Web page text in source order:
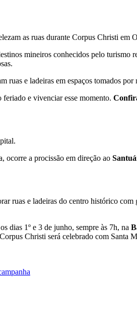
as ruas durante Corpus Christi em
mineiros conhecidos pelo
e ladeiras em espaços tomados
e vivenciar esse momento.
ocorre a procissão em direção ao
ruas e ladeiras do centro histórico
dias 1º e 3 de junho, sempre às 7h, na
Christi será celebrado com Santa